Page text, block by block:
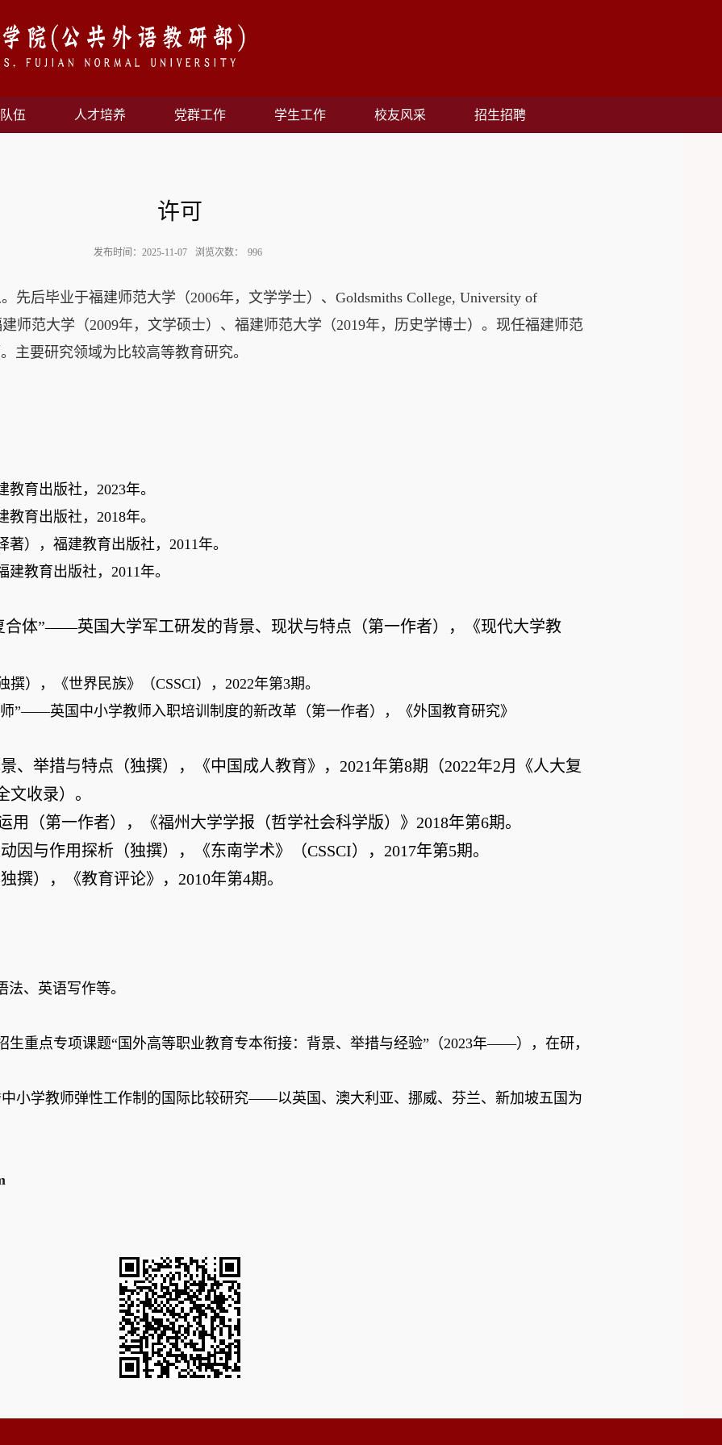
伍 人才培养 党群工作 学生工作 校友风采 招生招聘
许可
发布时间：2025-11-07 浏览次数： 996
先后毕业于福建师范大学（2006年，文学学士）、 Goldsmiths College, University of
师范大学（2009年，文学硕士）、福建师范大学（2019年，历史学博士）。现任福建师范
主要研究领域为比较高等教育研究。
育出版社， 2023年。
育出版社， 2018年。
），福建教育出版社， 2011年。
建教育出版社， 2011年。
合体”——英国大学军工研发的背景、现状与特点（第一作者），《现代大学教
撰），《世界民族》（CSSCI）， 2022年第3期。
”——英国中小学教师入职培训制度的新改革（第一作者），《外国教育研究》
、举措与特点（独撰），《中国成人教育》， 2021年第8期（2022年2月《人大复
收录）。
用（第一作者），《福州大学学报（哲学社会科学版）》 2018年第6期。
因与作用探析（独撰），《东南学术》（CSSCI）， 2017年第5期。
撰），《教育评论》， 2010年第4期。
、英语写作等。
生重点专项课题“国外高等职业教育专本衔接：背景、举措与经验”（2023年——），在研，
小学教师弹性工作制的国际比较研究——以英国、澳大利亚、挪威、芬兰、新加坡五国为